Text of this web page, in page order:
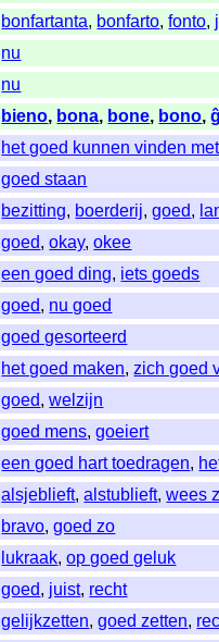
bonfartanta, bonfarto,fonto,
nu
nu
bieno, bona, bone, bono,
het goed kunnen vinden met
goed staan
bezitting, boerderij,goed,
goed,okay,okee
een goed ding, iets goeds
goed, nu goed
goed gesorteerd
het goed maken,zich goed
goed,welzijn
goed mens,goeiert
een goed hart toedragen,
alsjeblieft,alstublieft,wees
bravo,goed zo
lukraak,op goed geluk
goed, juist, recht
gelijkzetten,goed zetten,